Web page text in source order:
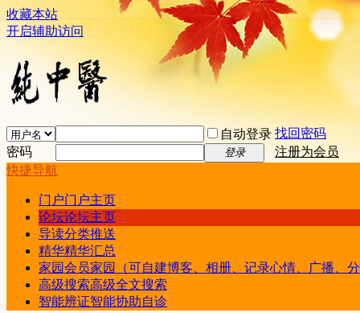
收藏本站
开启辅助访问
自动登录 找回密码
密码
登录
注册为会员
快捷导航
门户门户主页
论坛论坛主页
导读分类推送
精华精华汇总
家园会员家园（可自建博客、相册、记录心情、广播、
高级搜索高级全文搜索
智能辨证智能协助自诊